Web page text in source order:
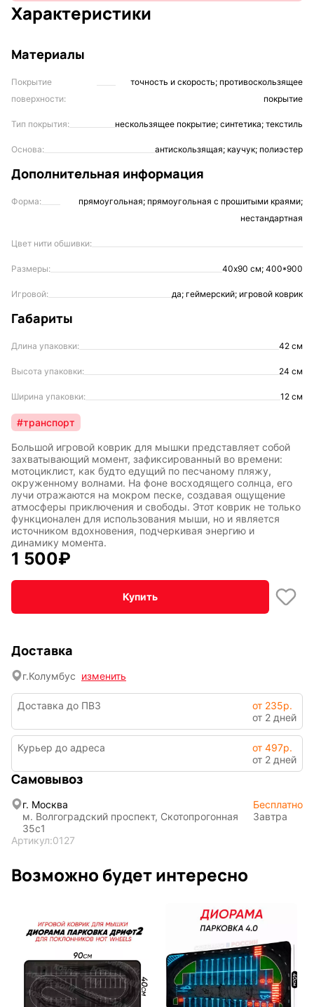
Характеристики
Материалы
Покрытие
поверхности:
точность и скорость; противоскользящее
покрытие
Тип покрытия: нескользящее покрытие; синтетика; текстиль
Основа: антискользящая; каучук; полиэстер
Дополнительная информация
Форма:
прямоугольная; прямоугольная с прошитыми краями;
нестандартная
Цвет нити обшивки:
Размеры: 40х90 см; 400*900
Игровой: да; геймерский; игровой коврик
Габариты
Длина упаковки: 42 см
Высота упаковки: 24 см
Ширина упаковки: 12 см
#транспорт
Большой игровой коврик для мышки представляет собой
захватывающий момент, зафиксированный во времени:
мотоциклист, как будто едущий по песчаному пляжу,
окруженному волнами. На фоне восходящего солнца, его
лучи отражаются на мокром песке, создавая ощущение
атмосферы приключения и свободы. Этот коврик не только
функционален для использования мыши, но и является
источником вдохновения, подчеркивая энергию и
динамику момента.
1 500₽
Купить
Доставка
г.Колумбус изменить
Доставка до ПВЗ
от 235р.
от 2 дней
Курьер до адреса
от 497р.
от 2 дней
Самовывоз
г. Москва
м. Волгоградский проспект, Скотопрогонная
35с1
Бесплатно
Завтра
Артикул:0127
Возможно будет интересно
года
клавиши
Мария
Карташева
В виде
Восточный Кудряшка